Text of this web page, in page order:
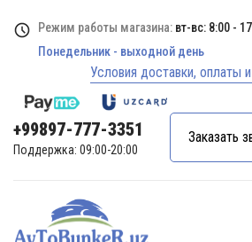
Режим работы магазина: вт-вс: 8:00 -
Понедельник - выходной день
Условия доставки, оплаты
+99897-777-3351
Поддержка: 09:00-20:00
Заказать